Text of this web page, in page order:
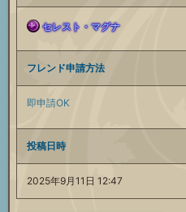
サ
ポ
セレスト・マグナ
フレンド申請方法
即申請OK
投稿日時
2025年9月11日 12:47